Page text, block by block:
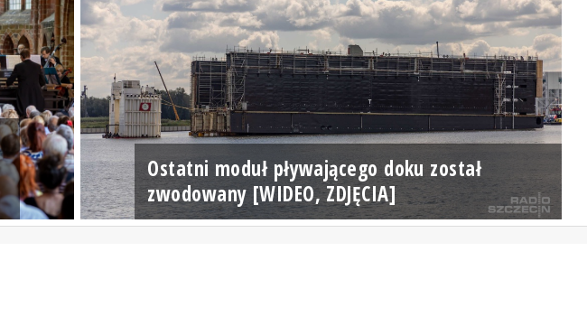
Ostatni moduł pływającego doku został
zwodowany [WIDEO, ZDJĘCIA]